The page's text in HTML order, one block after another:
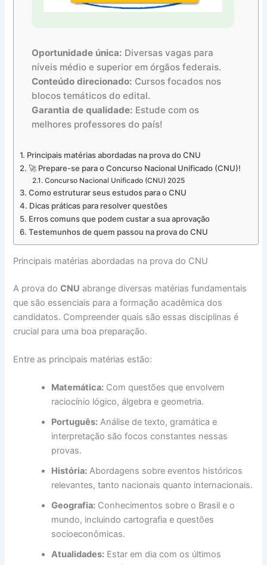
Oportunidade única: Diversas vagas para
níveis médio e superior em órgãos federais.
Conteúdo direcionado: Cursos focados nos
blocos temáticos do edital.
Garantia de qualidade: Estude com os
melhores professores do país!
Principais matérias abordadas na prova do CNU
🚀 Prepare-se para o Concurso Nacional Unificado (CNU)!
Concurso Nacional Unificado (CNU) 2025
Como estruturar seus estudos para o CNU
Dicas práticas para resolver questões
Erros comuns que podem custar a sua aprovação
Testemunhos de quem passou na prova do CNU
Principais matérias abordadas na prova do CNU
A prova doCNU abrange diversas matérias fundamentais
que são essenciais para a formação acadêmica dos
candidatos. Compreender quais são essas disciplinas é
crucial para uma boa preparação.
Entre as principais matérias estão:
Matemática: Com questões que envolvem
raciocínio lógico, álgebra e geometria.
Português: Análise de texto, gramática e
interpretação são focos constantes nessas
provas.
História: Abordagens sobre eventos históricos
relevantes, tanto nacionais quanto internacionais.
Geografia: Conhecimentos sobre o Brasil e o
mundo, incluindo cartografia e questões
socioeconômicas.
Atualidades: Estar em dia com os últimos